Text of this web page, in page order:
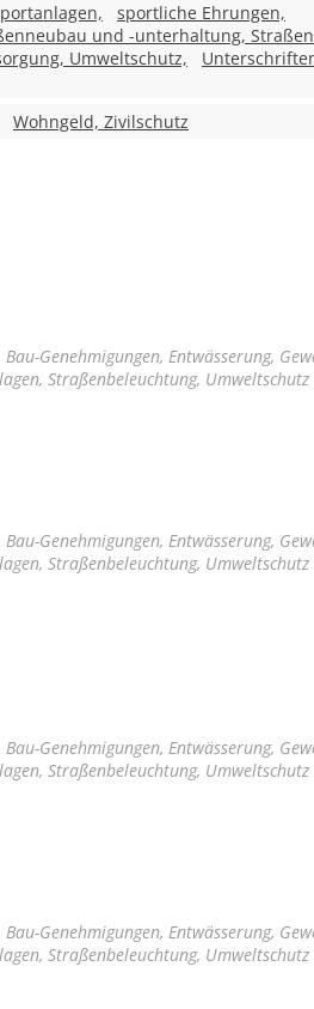
sportliche Ehrungen,
und -unterhaltung,
Umweltschutz,
Wohngeld, Zivilschutz
Genehmigungen, Entwässerung,
Straßenbeleuchtung, Umweltschutz
Genehmigungen, Entwässerung,
Straßenbeleuchtung, Umweltschutz
Genehmigungen, Entwässerung,
Straßenbeleuchtung, Umweltschutz
Genehmigungen, Entwässerung,
Straßenbeleuchtung, Umweltschutz